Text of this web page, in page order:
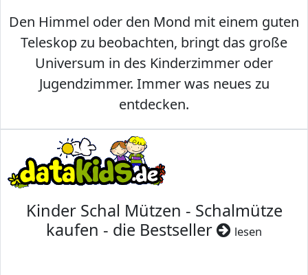
Den Himmel oder den Mond mit einem guten
Teleskop zu beobachten, bringt das große
Universum in des Kinderzimmer oder
Jugendzimmer. Immer was neues zu
entdecken.
Kinder Schal Mützen - Schalmütze
kaufen - die Bestseller
lesen